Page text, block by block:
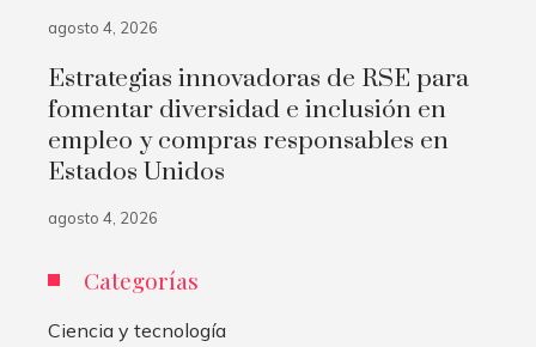
agosto 4, 2026
Estrategias innovadoras de RSE para
fomentar diversidad e inclusión en
empleo y compras responsables en
Estados Unidos
agosto 4, 2026
Categorías
Ciencia y tecnología